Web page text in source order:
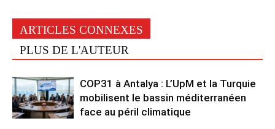
ARTICLES CONNEXES
PLUS DE L'AUTEUR
COP31 à Antalya : L’UpM et la Turquie
mobilisent le bassin méditerranéen
face au péril climatique